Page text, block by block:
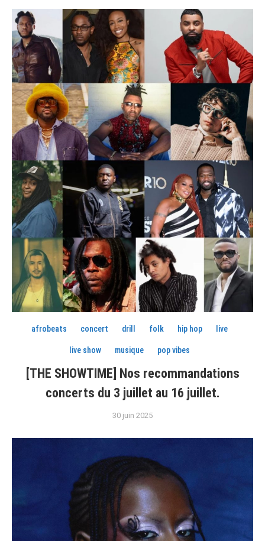
afrobeats concert drill folk hip hop live
live show musique pop vibes
[THE SHOWTIME] Nos recommandations
concerts du 3 juillet au 16 juillet.
30 juin 2025